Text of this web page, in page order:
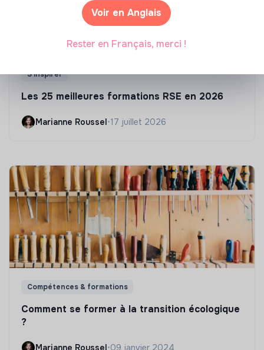
S'inspirer
Les 25 meilleures formations RSE en 2026
Marianne Roussel•17 juillet 2026
Compétences & formations
Comment se former à la transition écologique
?
Marianne Roussel•09 janvier 2024
Voir en Anglais
Rester en Français, merci !